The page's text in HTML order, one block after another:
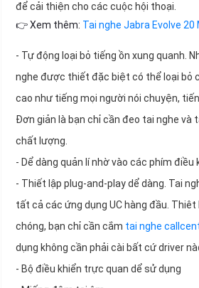
để cải thiện cho các cuộc hội thoại.
👉 Xem thêm: Tai nghe Jabra Evolve 20
- Tự động loại bỏ tiếng ồn xung quanh.
nghe được thiết đặc biệt có thể loại bỏ
cao như tiếng mọi người nói chuyện,
Đơn giản là bạn chỉ cần đeo tai nghe và
chất lượng.
- Dể dàng quản lí nhờ vào các phím điều
- Thiết lập plug-and-play dể dàng. Tai
tất cả các ứng dụng UC hàng đầu. Thiêt
chóng, bạn chỉ cần cắm tai nghe
dụng không cần phải cài bất cứ driver
- Bộ điều khiển trực quan dể sử dụng